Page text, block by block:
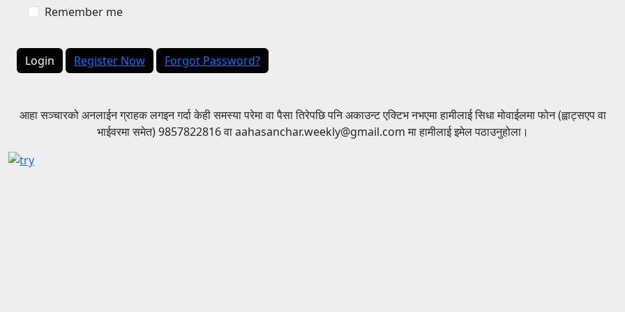
Remember me
Login Register Now Forgot Password?
आहा सञ्चारको अनलाईन ग्राहक लगइन गर्दा केही समस्या परेमा वा पैसा तिरेपछि पनि अकाउन्ट एक्टिभ नभएमा हामीलाई सिधा मोवाईलमा फोन (ह्वाट्सएप वा
भाईवरमा समेत) 9857822816 वा aahasanchar.weekly@gmail.com मा हामीलाई इमेल पठाउनुहोला।